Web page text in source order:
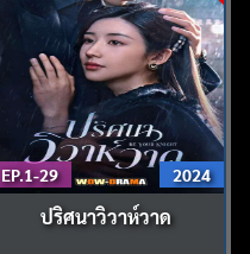
EP.1-29 2024
ปริศนาวิวาห์วาด